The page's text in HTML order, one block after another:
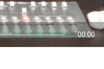
00:00